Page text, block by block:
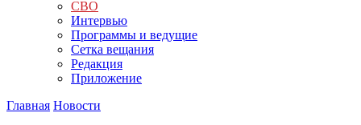
СВО
Интервью
Программы и ведущие
Сетка вещания
Редакция
Приложение
Главная Новости